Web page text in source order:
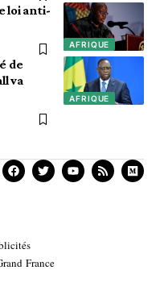
AFRIQUE
loi anti-
AFRIQUE
de
va
France